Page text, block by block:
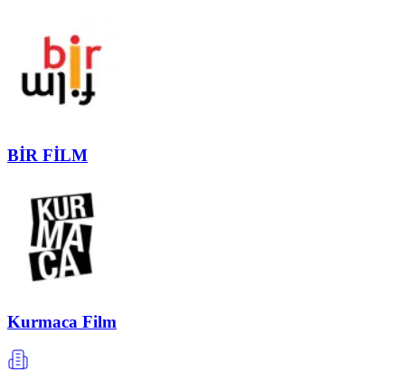
BİR FİLM
Kurmaca Film